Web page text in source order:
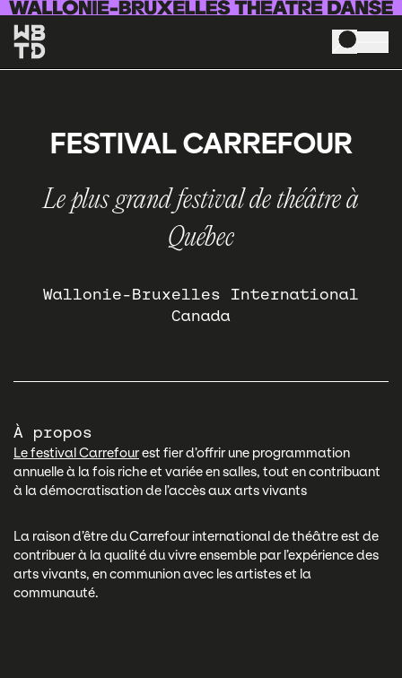
Aller au contenu principal
FESTIVAL CARREFOUR
Le plus grand festival de théâtre à
Québec
Wallonie-Bruxelles International
Canada
À propos
Le festival Carrefourest fier d’offrir une programmation
annuelle à la fois riche et variée en salles, tout en contribuant
à la démocratisation de l’accès aux arts vivants
La raison d’être du Carrefour international de théâtre est de
contribuer à la qualité du vivre ensemble par l’expérience des
arts vivants, en communion avec les artistes et la
communauté.